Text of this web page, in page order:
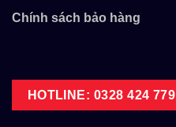
Chính sách bảo hàng
HOTLINE: 0328 424 779